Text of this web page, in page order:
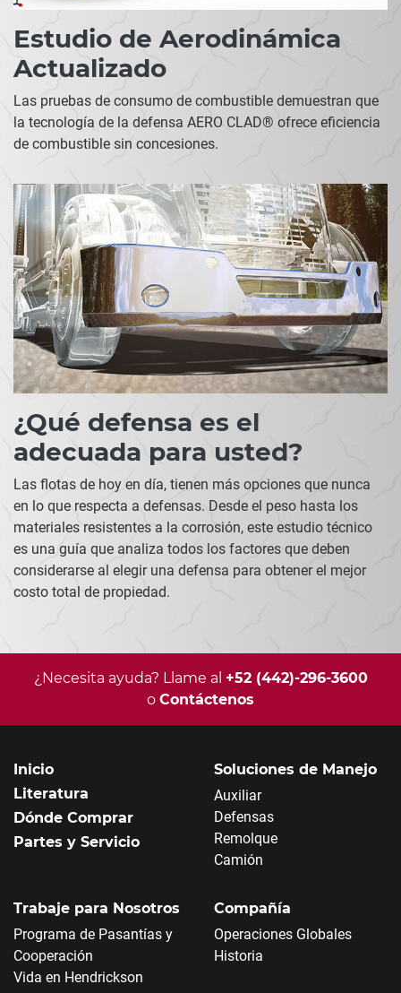
Estudio de Aerodinámica
Actualizado
Las pruebas de consumo de combustible demuestran que
la tecnología de la defensa AERO CLAD® ofrece eficiencia
de combustible sin concesiones.
¿Qué defensa es el
adecuada para usted?
Las flotas de hoy en día, tienen más opciones que nunca
en lo que respecta a defensas. Desde el peso hasta los
materiales resistentes a la corrosión, este estudio técnico
es una guía que analiza todos los factores que deben
considerarse al elegir una defensa para obtener el mejor
costo total de propiedad.
¿Necesita ayuda? Llame al +52 (442)-296-3600
o Contáctenos
Inicio
Literatura
Dónde Comprar
Partes y Servicio
Soluciones de Manejo
Auxiliar
Defensas
Remolque
Camión
Trabaje para Nosotros
Programa de Pasantías y
Cooperación
Vida en Hendrickson
Compañía
Operaciones Globales
Historia